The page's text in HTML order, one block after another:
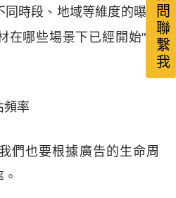
同時段、地域等維度的曝光
在哪些場景下已經開始"飽
頻率
們也要根據廣告的生命周
請顧問聯繫我